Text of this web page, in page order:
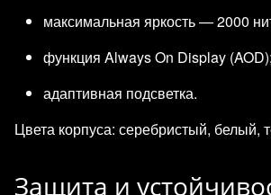
максимальная яркость — 2000
функция Always On Display (AOD);
адаптивная подсветка.
Цвета корпуса: серебристый, белый,
Защита и